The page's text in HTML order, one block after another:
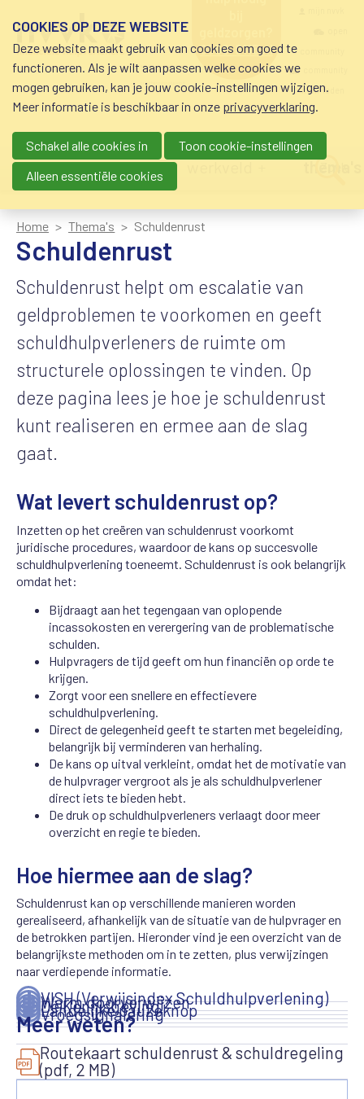
schuldhulp • sociaal
krediet • budgetbeheer •
beschermingsbewind
0800-8115.nl
nvvk-leden
Main navigation
nieuws agenda
Home Thema's Schuldenrust
Schuldenrust
Schuldenrust helpt om escalatie van
geldproblemen te voorkomen en geeft
schuldhulpverleners de ruimte om
structurele oplossingen te vinden. Op
deze pagina lees je hoe je schuldenrust
kunt realiseren en ermee aan de slag
gaat.
Wat levert schuldenrust op?
Inzetten op het creëren van schuldenrust voorkomt
juridische procedures, waardoor de kans op succesvolle
schuldhulpverlening toeneemt. Schuldenrust is ook belangrijk
omdat het:
Bijdraagt aan het tegengaan van oplopende
incassokosten en verergering van de problematische
schulden.
Hulpvragers de tijd geeft om hun financiën op orde te
krijgen.
Zorgt voor een snellere en effectievere
schuldhulpverlening.
Direct de gelegenheid geeft te starten met begeleiding,
belangrijk bij verminderen van herhaling.
De kans op uitval verkleint, omdat het de motivatie van
de hulpvrager vergroot als je als schuldhulpverlener
direct iets te bieden hebt.
De druk op schuldhulpverleners verlaagt door meer
overzicht en regie te bieden.
Hoe hiermee aan de slag?
Schuldenrust kan op verschillende manieren worden
gerealiseerd, afhankelijk van de situatie van de hulpvrager en
de betrokken partijen. Hieronder vind je een overzicht van de
belangrijkste methoden om in te zetten, plus verwijzingen
naar verdiepende informatie.
Vroegsignalering
Landelijke pauzeknop
De Kennisgeving
Warm doorverwijzen
VISH (Verwijsindex Schuldhulpverlening)
Meer weten?
Routekaart schuldenrust & schuldregeling
(pdf, 2 MB)
COOKIES OP DEZE WEBSITE
Deze website maakt gebruik van cookies om goed te
functioneren. Als je wilt aanpassen welke cookies we
mogen gebruiken, kan je jouw cookie-instellingen wijzigen.
Meer informatie is beschikbaar in onze privacyverklaring.
Schakel alle cookies in
Toon cookie-instellingen
Alleen essentiële cookies